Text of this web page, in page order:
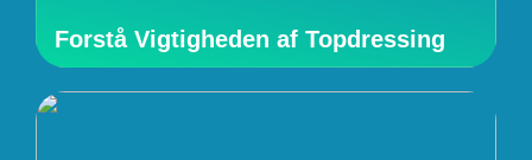
Forstå Vigtigheden af Topdressing